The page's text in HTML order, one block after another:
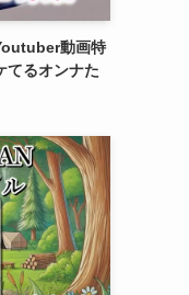
動画特
てるオンナた